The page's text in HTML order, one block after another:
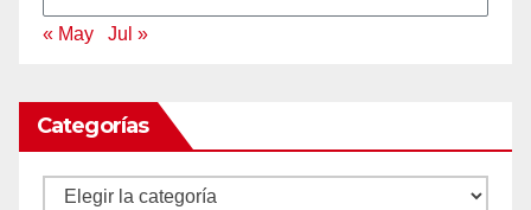
« May Jul »
Categorías
Categorías